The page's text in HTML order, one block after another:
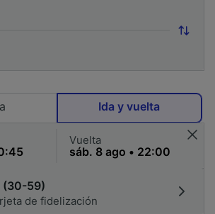
Ida y vuelta
Vuelta
(30-59)
de fidelización